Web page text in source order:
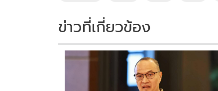
k k
ข่าวที่เกี่ยวข้อง